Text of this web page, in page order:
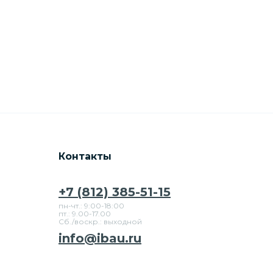
+7 (812) 385-51-15
пн-чт.: 9:00-18:00
пт.: 9.00-17.00
Сб./воскр.: выходной
Контакты
info@ibau.ru